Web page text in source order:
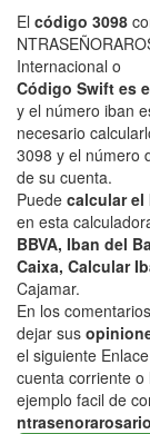
El código 3098
Internacional o
Código Swift es
y el número iban
necesario
3098 y el número
de su cuenta.
Puede calcular el
en esta
BBVA, Iban del
Caixa, Calcular
Cajamar.
En los
dejar sus
el siguiente
cuenta corriente
ejemplo facil de